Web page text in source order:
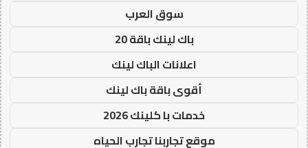
سوق العرب
باك لينك باقة 20
اعلانات الباك لينك
أقوى باقة باك لينك
خدمات با كلينك 2026
موقع تجاربنا تجارب الحياه